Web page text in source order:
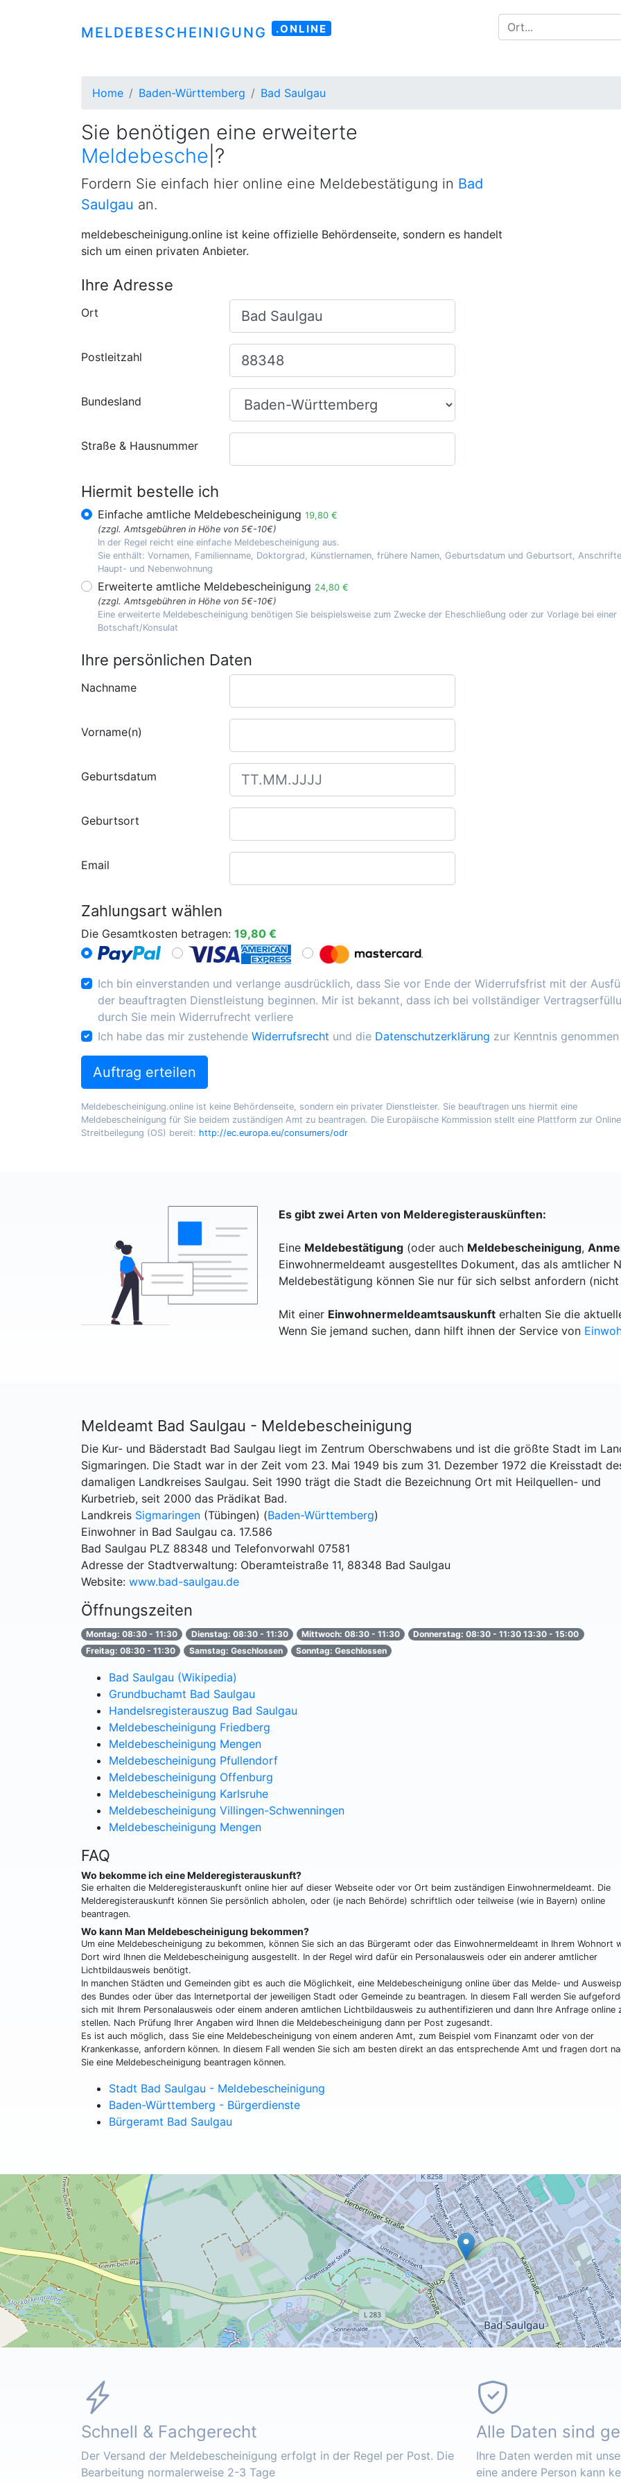
MELDEBESCHEINIGUNG .ONLINE
Home Baden-Württemberg Bad Saulgau
Sie benötigen eine erweiterte
Meldebescheinigung
Fordern Sie einfach hier online eine Meldebestätigung in Bad
Saulgau an.
meldebescheinigung.online ist keine offizielle Behördenseite, sondern es handelt
sich um einen privaten Anbieter.
Ihre Adresse
Ort
Postleitzahl
Bundesland
Straße & Hausnummer
Hiermit bestelle ich
Einfache amtliche Meldebescheinigung 19,80 €
(zzgl. Amtsgebühren in Höhe von 5€-10€)
In der Regel reicht eine einfache Meldebescheinigung aus.
Sie enthält: Vornamen, Familienname, Doktorgrad, Künstlernamen, frühere Namen, Geburtsdatum und Geburtsort,
Haupt- und Nebenwohnung
Erweiterte amtliche Meldebescheinigung 24,80 €
(zzgl. Amtsgebühren in Höhe von 5€-10€)
Eine erweiterte Meldebescheinigung benötigen Sie beispielsweise zum Zwecke der Eheschließung oder zur Vorlage bei einer
Botschaft/Konsulat
Ihre persönlichen Daten
Nachname
Vorname(n)
Geburtsdatum
Geburtsort
Email
Zahlungsart wählen
Die Gesamtkosten betragen: 19,80 €
Ich bin einverstanden und verlange ausdrücklich, dass Sie vor Ende der Widerrufsfrist mit der
der beauftragten Dienstleistung beginnen. Mir ist bekannt, dass ich bei vollständiger
durch Sie mein Widerrufrecht verliere
Ich habe das mir zustehende Widerrufsrecht und die Datenschutzerklärung zur Kenntnis genommen
Auftrag erteilen
Meldebescheinigung.online ist keine Behördenseite, sondern ein privater Dienstleister. Sie beauftragen uns hiermit eine
Meldebescheinigung für Sie beidem zuständigen Amt zu beantragen. Die Europäische Kommission stellt eine Plattform zur
Streitbeilegung (OS) bereit: http://ec.europa.eu/consumers/odr
Es gibt zwei Arten von Melderegisterauskünften:
Eine Meldebestätigung (oder auch Meldebescheinigung,
Einwohnermeldeamt ausgestelltes Dokument, das als amtlicher
Meldebestätigung können Sie nur für sich selbst anfordern
Mit einer Einwohnermeldeamtsauskunft erhalten Sie die
Wenn Sie jemand suchen, dann hilft ihnen der Service von
Meldeamt Bad Saulgau - Meldebescheinigung
Die Kur- und Bäderstadt Bad Saulgau liegt im Zentrum Oberschwabens und ist die größte Stadt im
Sigmaringen. Die Stadt war in der Zeit vom 23. Mai 1949 bis zum 31. Dezember 1972 die Kreisstadt
damaligen Landkreises Saulgau. Seit 1990 trägt die Stadt die Bezeichnung Ort mit Heilquellen- und
Kurbetrieb, seit 2000 das Prädikat Bad.
Landkreis Sigmaringen (Tübingen) (Baden-Württemberg)
Einwohner in Bad Saulgau ca. 17.586
Bad Saulgau PLZ 88348 und Telefonvorwahl 07581
Adresse der Stadtverwaltung: Oberamteistraße 11, 88348 Bad Saulgau
Website: www.bad-saulgau.de
Öffnungszeiten
Montag: 08:30 - 11:30 Dienstag: 08:30 - 11:30 Mittwoch: 08:30 - 11:30
Donnerstag: 08:30 - 11:30 13:30 - 15:00
Freitag: 08:30 - 11:30
Samstag: Geschlossen Sonntag: Geschlossen
Bad Saulgau (Wikipedia)
Grundbuchamt Bad Saulgau
Handelsregisterauszug Bad Saulgau
Meldebescheinigung Friedberg
Meldebescheinigung Mengen
Meldebescheinigung Pfullendorf
Meldebescheinigung Offenburg
Meldebescheinigung Karlsruhe
Meldebescheinigung Villingen-Schwenningen
Meldebescheinigung Mengen
FAQ
Wo bekomme ich eine Melderegisterauskunft?
Sie erhalten die Melderegisterauskunft online hier auf dieser Webseite oder vor Ort beim zuständigen Einwohnermeldeamt. Die
Melderegisterauskunft können Sie persönlich abholen, oder (je nach Behörde) schriftlich oder teilweise (wie in Bayern) online
beantragen.
Wo kann Man Meldebescheinigung bekommen?
Um eine Meldebescheinigung zu bekommen, können Sie sich an das Bürgeramt oder das Einwohnermeldeamt in Ihrem Wohnort
Dort wird Ihnen die Meldebescheinigung ausgestellt. In der Regel wird dafür ein Personalausweis oder ein anderer amtlicher
Lichtbildausweis benötigt.
In manchen Städten und Gemeinden gibt es auch die Möglichkeit, eine Meldebescheinigung online über das Melde- und
des Bundes oder über das Internetportal der jeweiligen Stadt oder Gemeinde zu beantragen. In diesem Fall werden Sie
sich mit Ihrem Personalausweis oder einem anderen amtlichen Lichtbildausweis zu authentifizieren und dann Ihre Anfrage online
stellen. Nach Prüfung Ihrer Angaben wird Ihnen die Meldebescheinigung dann per Post zugesandt.
Es ist auch möglich, dass Sie eine Meldebescheinigung von einem anderen Amt, zum Beispiel vom Finanzamt oder von der
Krankenkasse, anfordern können. In diesem Fall wenden Sie sich am besten direkt an das entsprechende Amt und fragen dort
Sie eine Meldebescheinigung beantragen können.
Stadt Bad Saulgau - Meldebescheinigung
Baden-Württemberg - Bürgerdienste
Bürgeramt Bad Saulgau
Schnell & Fachgerecht
Der Versand der Meldebescheinigung erfolgt in der Regel per Post. Die
Bearbeitung normalerweise 2-3 Tage
Alle Daten sind
Ihre Daten werden mit
eine andere Person kann